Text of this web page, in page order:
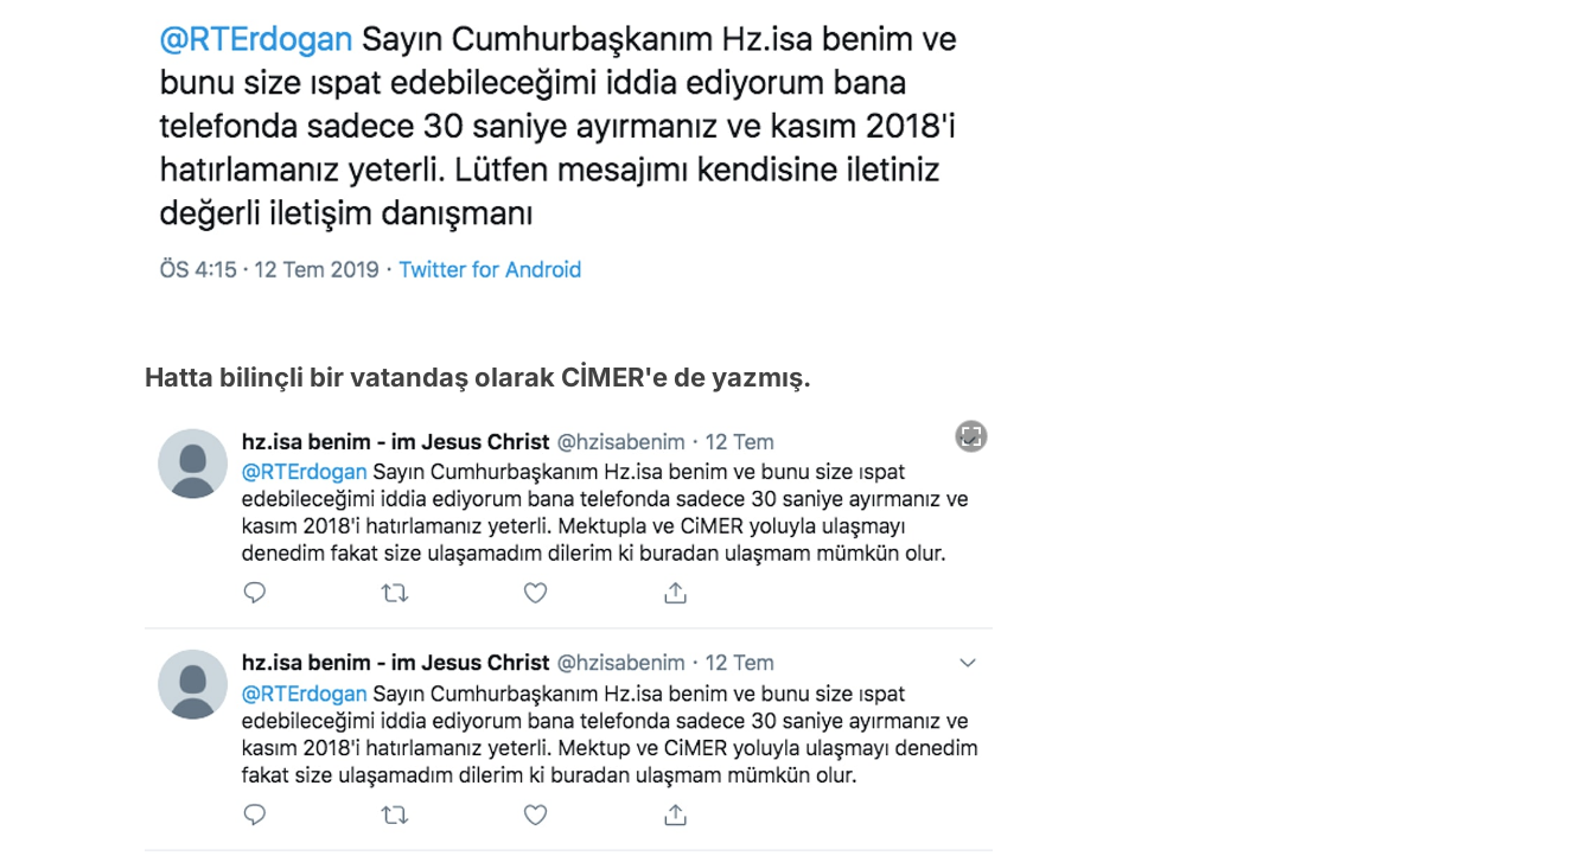
Hatta bilinçli bir vatandaş olarak CİMER'e de yazmış.